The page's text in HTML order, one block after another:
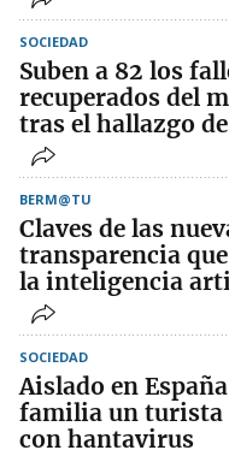
SOCIEDAD
Suben a 82 los
recuperados del
tras el hallazgo
BERM@TU
Claves de las
transparencia
la inteligencia
SOCIEDAD
Aislado en
familia un turista
con hantavirus